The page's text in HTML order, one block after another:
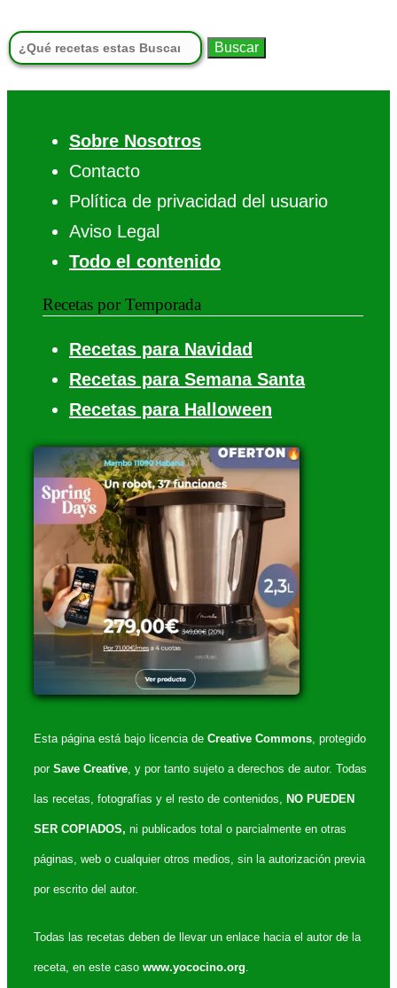
Buscar:
Sobre Nosotros
Contacto
Política de privacidad del usuario
Aviso Legal
Todo el contenido
Recetas por Temporada
Recetas para Navidad
Recetas para Semana Santa
Recetas para Halloween
Esta página está bajo licencia de Creative Commons , protegido
por Save Creative , y por tanto sujeto a derechos de autor. Todas
las recetas, fotografías y el resto de contenidos, NO PUEDEN
SER COPIADOS, ni publicados total o parcialmente en otras
páginas, web o cualquier otros medios, sin la autorización previa
por escrito del autor.
Todas las recetas deben de llevar un enlace hacia el autor de la
receta, en este caso www.yococino.org